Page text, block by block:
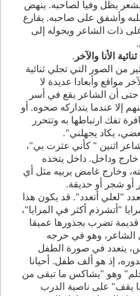
يظل وفيا لصاحبه. ينهض
وأشفق على صاحبه. يقارع
ذات الشاعر ويحوله إلى
.
من الصور التي تجلي ثنائية
مواقع وأبعادا عديدة لا
حتى أن الشاعر يقع في أسر
إلا عندما يتداركه صحوه. أو
تفك ارتباطها به وتتحرر
يكاد يجهلني".
اثنين " كأني عثرت بي"،
خارج وداخل. داخل يتخذه
وخارج غامض يربيه مثل أي
أو شجر أو حديقة.
"لعلي أتعدد". قد يكون هذا
"أتشرذم أكثر في المرايا"،
تضرب بجذورها عميقا
الشاعر، وهو في حرجه
يتعدد في صورة الطفل
إذ هو ألف طفل. أحيانا
وهو "يشاكس ما تبقى من
يقف" على ناصية الدرب